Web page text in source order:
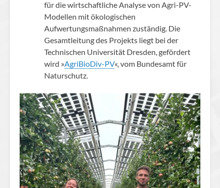
für die wirtschaftliche Analyse von Agri-PV-
Modellen mit ökologischen
Aufwertungsmaßnahmen zuständig. Die
Gesamtleitung des Projekts liegt bei der
Technischen Universität Dresden, gefördert
wird »AgriBioDiv-PV«, vom Bundesamt für
Naturschutz.